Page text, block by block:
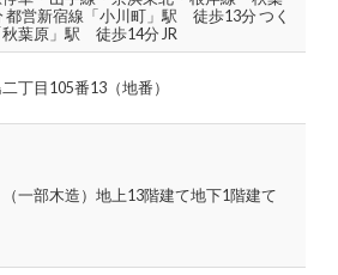
営新宿線「小川町」駅 徒歩13分 つく
葉原」駅 徒歩14分 JR
丁目105番13（地番）
一部木造）地上13階建て地下1階建て